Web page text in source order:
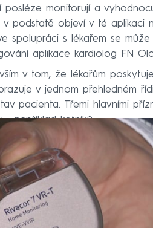
monitorují a
v podstatě objeví v té aplikaci
spolupráci s lékařem se
aplikace kardiolog FN
v tom, že lékařům
v jednom přehledném
pacienta. Třemi hlavními
například kotníků.